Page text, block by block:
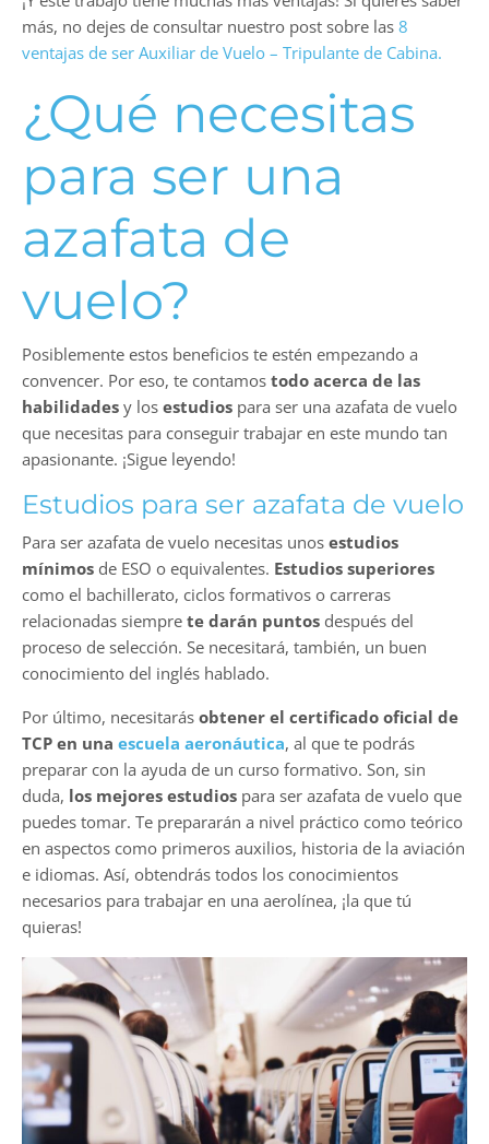
más, no dejes de consultar nuestro post sobre las 8
ventajas de ser Auxiliar de Vuelo – Tripulante de Cabina.
¿Qué necesitas
para ser una
azafata de
vuelo?
Posiblemente estos beneficios te estén empezando a
convencer. Por eso, te contamos todo acerca de las
habilidades y los estudios para ser una azafata de vuelo
que necesitas para conseguir trabajar en este mundo tan
apasionante. ¡Sigue leyendo!
Estudios para ser azafata de vuelo
Para ser azafata de vuelo necesitas unos estudios
mínimos de ESO o equivalentes. Estudios superiores
como el bachillerato, ciclos formativos o carreras
relacionadas siempre te darán puntos después del
proceso de selección. Se necesitará, también, un buen
conocimiento del inglés hablado.
Por último, necesitarás obtener el certificado oficial de
TCP en una escuela aeronáutica, al que te podrás
preparar con la ayuda de un curso formativo. Son, sin
duda, los mejores estudios para ser azafata de vuelo que
puedes tomar. Te prepararán a nivel práctico como teórico
en aspectos como primeros auxilios, historia de la aviación
e idiomas. Así, obtendrás todos los conocimientos
necesarios para trabajar en una aerolínea, ¡la que tú
quieras!